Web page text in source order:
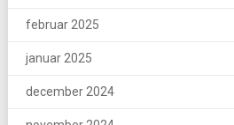
februar 2025
januar 2025
december 2024